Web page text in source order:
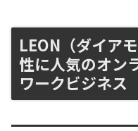
LEON（ダイア
性に人気のオン
ワークビジネス